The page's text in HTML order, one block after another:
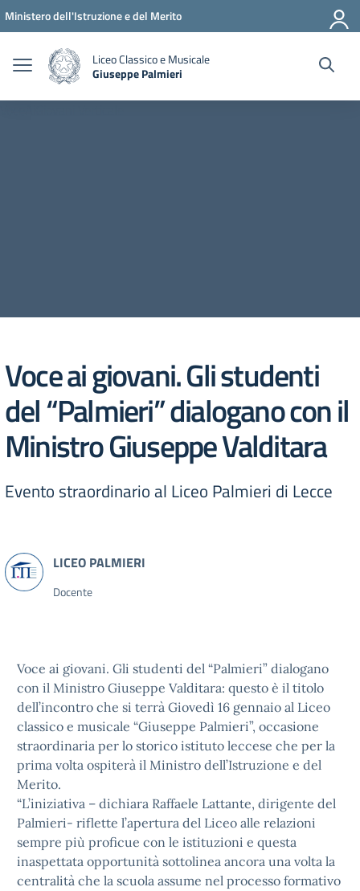
Vai ai contenuti
Vai al menu di navigazione
Vai al footer
Ministero dell'Istruzione e del Merito
Liceo Classico e Musicale
Giuseppe Palmieri
Voce ai giovani. Gli studenti
del “Palmieri” dialogano con il
Ministro Giuseppe Valditara
Evento straordinario al Liceo Palmieri di Lecce
Docente
Voce ai giovani. Gli studenti del “Palmieri” dialogano
con il Ministro Giuseppe Valditara: questo è il titolo
dell’incontro che si terrà Giovedì 16 gennaio al Liceo
classico e musicale “Giuseppe Palmieri”, occasione
straordinaria per lo storico istituto leccese che per la
prima volta ospiterà il Ministro dell’Istruzione e del
Merito.
“L’iniziativa – dichiara Raffaele Lattante, dirigente del
Palmieri- riflette l’apertura del Liceo alle relazioni
sempre più proficue con le istituzioni e questa
inaspettata opportunità sottolinea ancora una volta la
centralità che la scuola assume nel processo formativo